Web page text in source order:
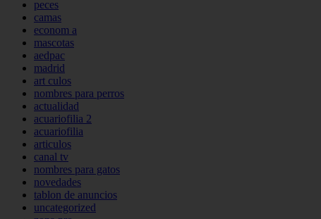
peces
camas
econom a
mascotas
aedpac
madrid
art culos
nombres para perros
actualidad
acuariofilia 2
acuariofilia
articulos
canal tv
nombres para gatos
novedades
tablon de anuncios
uncategorized